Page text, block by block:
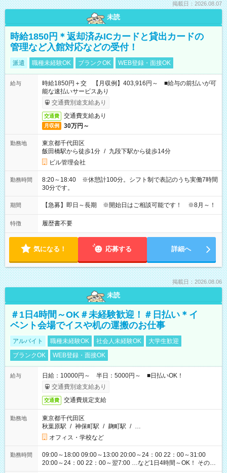
掲載日：2026.08.07
未読
時給1850円＊返却済みICカードと貸出カードの
管理など入館対応などの受付！
派遣 職種未経験OK ブランクOK WEB登録・面接OK
給与
時給1850円＋交 【月収例】403,916円～ ■給与の前払いが可
能な速払いサービスあり
交通費別途支給あり
交通費 交通費支給あり
月収例 30万円～
勤務地
東京都千代田区
飯田橋駅から徒歩1分 / 九段下駅から徒歩14分
ビル管理会社
勤務時間
8:20～18:40 ※休憩計100分。シフト制で表記のうち実働7時間
30分です。
期間 【急募】即日～長期 ※開始日はご相談可能です！ ※8月～！
特徴 履歴書不要
気になる！ 応募する 詳細へ
掲載日：2026.08.06
未読
＃1日4時間～OK＃未経験歓迎！＃日払い＊イ
ベント会場でイスや机の運搬のお仕事
アルバイト 職種未経験OK 社会人未経験OK
大学生歓迎
ブランクOK
WEB登録・面接OK
給与
日給：10000円～ 半日：5000円～ ■日払いOK！
交通費別途支給あり
交通費 交通費規定支給
勤務地
東京都千代田区
秋葉原駅 / 神保町駅 / 麹町駅 / …
オフィス・学校など
勤務時間
09:00～18:00 09:00～13:00 20:00～24：00 22：00～31:00
20:00～24：00 22：00～翌7:00 …など1日4時間～OK！ その他
シフトもございます！ お気軽にご相談ください！